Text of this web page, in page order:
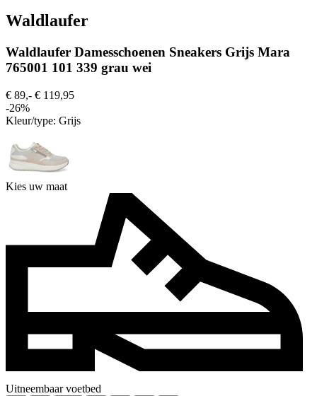
Waldlaufer
Waldlaufer Damesschoenen Sneakers Grijs Mara
765001 101 339 grau wei
€ 89,- € 119,95
-26%
Kleur/type: Grijs
Kies uw maat
Uitneembaar voetbed